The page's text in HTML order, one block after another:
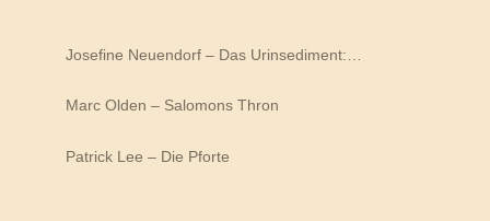
Josefine Neuendorf – Das Urinsediment:…
Marc Olden – Salomons Thron
Patrick Lee – Die Pforte